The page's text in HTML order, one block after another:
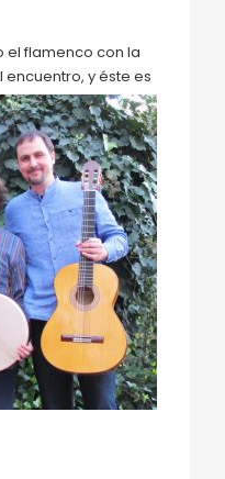
el flamenco con la
encuentro, y éste es